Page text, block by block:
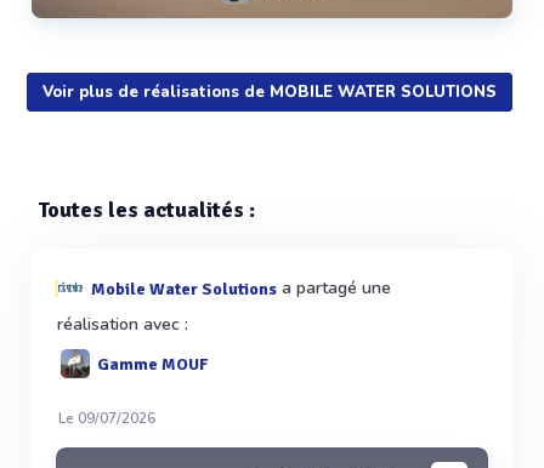
Voir plus
Voir plus de réalisations de MOBILE WATER SOLUTIONS
Toutes les actualités :
Mobile Water Solutions a partagé une
réalisation avec :
Gamme MOUF
Le 09/07/2026